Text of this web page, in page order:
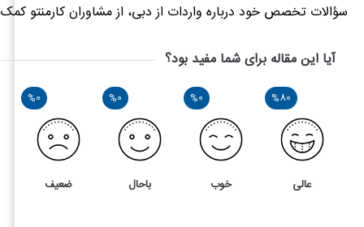
سؤالات تخصص خود درباره واردات از دبی، از مشاوران کارمنتو
آیا این مقاله برای شما مفید بود؟
%80
عالی
%0
خوب
%0
باحال
%0
ضعیف